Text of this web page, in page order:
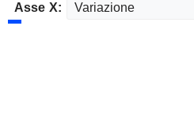
Asse X: